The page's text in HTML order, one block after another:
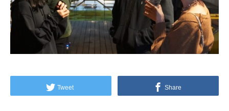
Tweet Share